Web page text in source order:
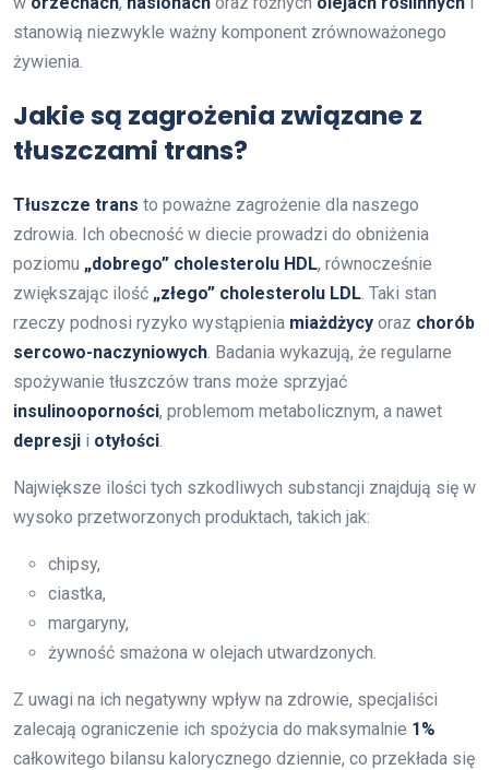
stanowią niezwykle ważny komponent zrównoważonego
żywienia.
Jakie są zagrożenia związane z
tłuszczami trans?
Tłuszcze trans to poważne zagrożenie dla naszego
zdrowia. Ich obecność w diecie prowadzi do obniżenia
poziomu „dobrego” cholesterolu HDL, równocześnie
zwiększając ilość „złego” cholesterolu LDL . Taki stan
rzeczy podnosi ryzyko wystąpienia miażdżycy oraz chorób
sercowo-naczyniowych . Badania wykazują, że regularne
spożywanie tłuszczów trans może sprzyjać
insulinooporności, problemom metabolicznym, a nawet
depresji i otyłości
Największe ilości tych szkodliwych substancji znajdują się w
wysoko przetworzonych produktach, takich jak:
chipsy,
ciastka,
margaryny,
żywność smażona w olejach utwardzonych.
Z uwagi na ich negatywny wpływ na zdrowie, specjaliści
zalecają ograniczenie ich spożycia do maksymalnie 1%
całkowitego bilansu kalorycznego dziennie, co przekłada się